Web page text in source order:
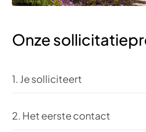
Onze
1. Je solliciteert
weet je of we je uitnodigen voor een
2. Het eerste contact